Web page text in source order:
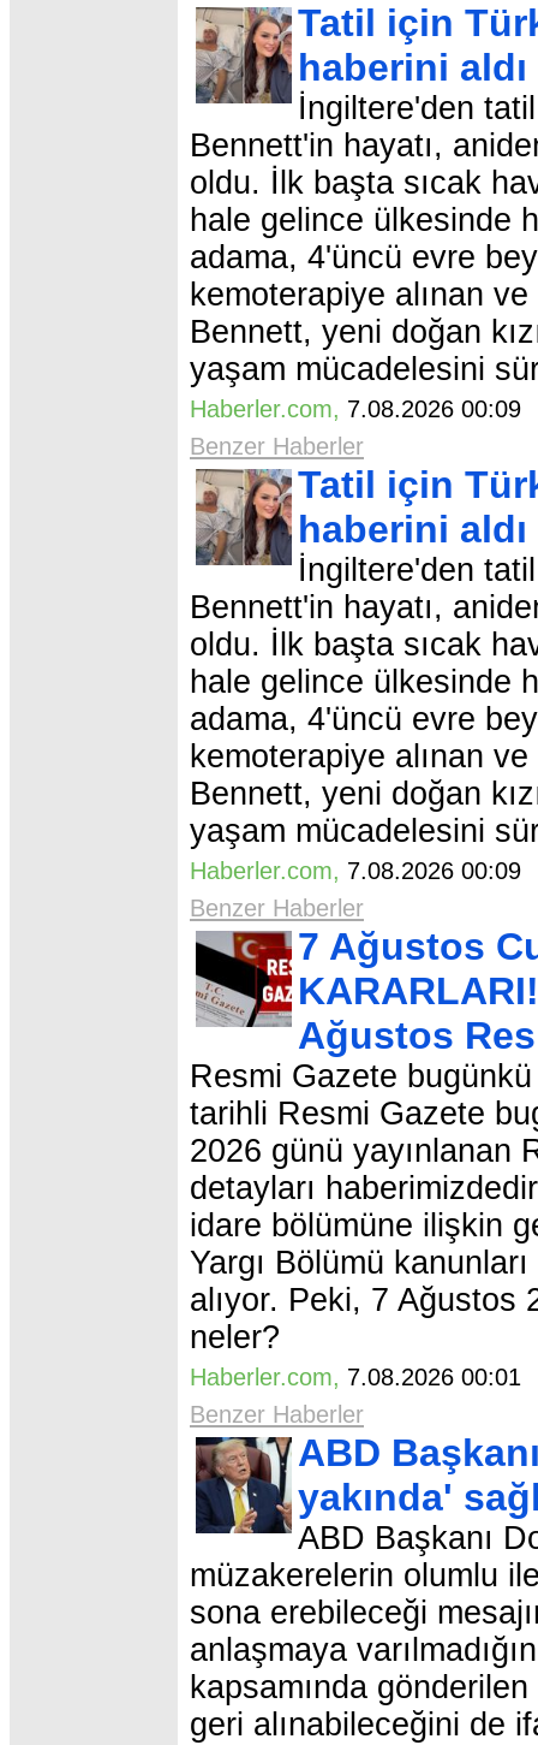
Tatil için
haberini aldı
İngiltere'den
Bennett'in hayatı,
oldu. İlk başta sıcak
hale gelince ülkesinde
adama, 4'üncü evre
kemoterapiye alınan
Bennett, yeni doğan
yaşam mücadelesini
Haberler.com, 7.08.2026
Benzer Haberler
Tatil için
haberini aldı
İngiltere'den
Bennett'in hayatı,
oldu. İlk başta sıcak
hale gelince ülkesinde
adama, 4'üncü evre
kemoterapiye alınan
Bennett, yeni doğan
yaşam mücadelesini
Haberler.com, 7.08.2026
Benzer Haberler
7 Ağustos
Ağustos
Resmi Gazete
tarihli Resmi Gazete
2026 günü yayınlanan
detayları
idare bölümüne ilişkin
Yargı Bölümü
alıyor. Peki, 7 Ağustos
neler?
Haberler.com, 7.08.2026
Benzer Haberler
ABD
yakında'
ABD Başkanı
müzakerelerin olumlu
sona erebileceği
anlaşmaya
kapsamında
geri alınabileceğini de